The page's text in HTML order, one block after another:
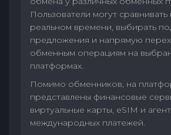
Пользователи могут сравнивать
реальном времени, выбирать
предложения и напрямую
обменным операциям на
платформах.
Помимо обменников, на
представлены финансовые
виртуальные карты, eSIM и
международных платежей.